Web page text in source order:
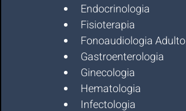
Endocrinologia
Fisioterapia
Fonoaudiologia Adulto
Gastroenterologia
Ginecologia
Hematologia
Infectologia